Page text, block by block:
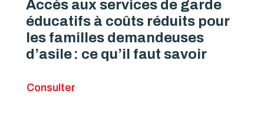
Accès aux services de garde
éducatifs à coûts réduits pour
les familles demandeuses
d’asile : ce qu’il faut savoir
Consulter